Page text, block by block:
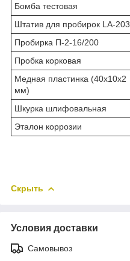
Бомба тестовая
Штатив для пробирок LA-203
Пробирка П-2-16/200
Пробка корковая
Медная пластинка (40х10х2
мм)
Шкурка шлифовальная
Эталон коррозии
Скрыть
Условия доставки
Самовывоз